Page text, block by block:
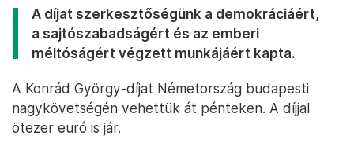
A díjat szerkesztőségünk a demokráciáért,
a sajtószabadságért és az emberi
méltóságért végzett munkájáért kapta.
A Konrád György-díjat Németország budapesti
nagykövetségén vehettük át pénteken. A díjjal
ötezer euró is jár.